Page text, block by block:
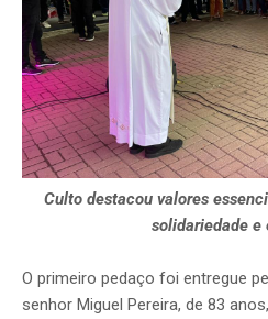
Culto destacou valores
solidariedade e
O primeiro pedaço foi entregue
senhor Miguel Pereira, de 83